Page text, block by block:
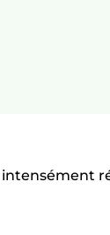
intensément